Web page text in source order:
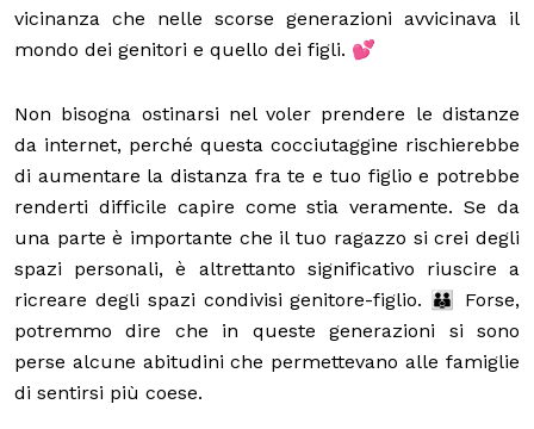
vicinanza che nelle scorse generazioni avvicinava il
mondo dei genitori e quello dei figli. 💕
Non bisogna ostinarsi nel voler prendere le distanze
da internet, perché questa cocciutaggine rischierebbe
di aumentare la distanza fra te e tuo figlio e potrebbe
renderti difficile capire come stia veramente. Se da
una parte è importante che il tuo ragazzo si crei degli
spazi personali, è altrettanto significativo riuscire a
ricreare degli spazi condivisi genitore-figlio. 👪 Forse,
potremmo dire che in queste generazioni si sono
perse alcune abitudini che permettevano alle famiglie
di sentirsi più coese.